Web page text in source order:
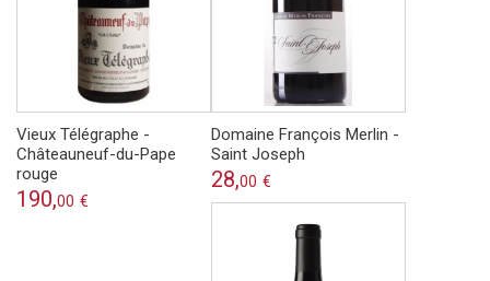
Vieux Télégraphe -
Châteauneuf-du-Pape
rouge
190,00 €
Domaine François Merlin -
Saint Joseph
28,00 €